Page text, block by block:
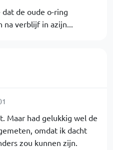
de oude o-ring
na verblijf in azijn...
Maar had gelukkig wel de
omdat ik dacht
zou kunnen zijn.